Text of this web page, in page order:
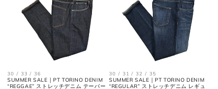
30 / 33 / 36
SUMMER SALE｜PT TORINO DENIM
“REGGAE” ストレッチデニム テーパー
30 / 31 / 32 / 35
SUMMER SALE｜PT TORINO DENIM
“REGULAR” ストレッチデニム レギュ
ウエス
平置きにし、自然なテンションを
加え端と端を結んだ長さ×2。